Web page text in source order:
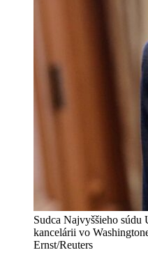
Sudca Najvyššieho
kancelárii vo
Ernst/Reuters